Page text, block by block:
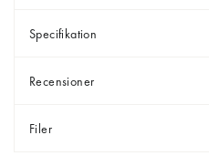
Specifikation
Recensioner
Filer